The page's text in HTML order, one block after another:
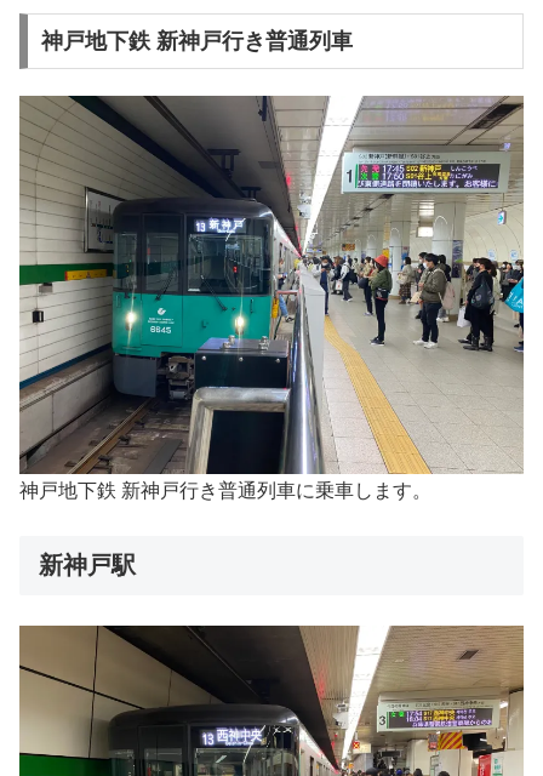
神戸地下鉄 新神戸行き普通列車
神戸地下鉄 新神戸行き普通列車に乗車します。
新神戸駅